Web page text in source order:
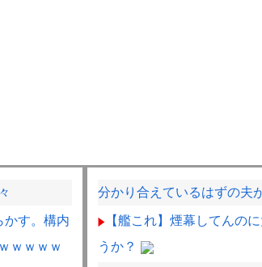
かす。構内
ｗｗｗｗ
分かり合えているはずの夫
【艦これ】煙幕してんの
うか？